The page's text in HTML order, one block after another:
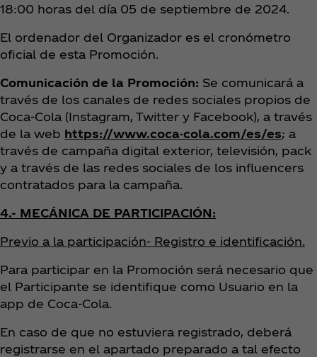
18:00 horas del día 05 de septiembre de 2024.
El ordenador del Organizador es el cronómetro
oficial de esta Promoción.
Comunicación de la Promoción: Se comunicará a
través de los canales de redes sociales propios de
Coca‑Cola (Instagram, Twitter y Facebook), a través
de la web https://www.coca-cola.com/es/es; a
través de campaña digital exterior, televisión, pack
y a través de las redes sociales de los influencers
contratados para la campaña.
4.- MECÁNICA DE PARTICIPACIÓN:
Previo a la participación- Registro e identificación.
Para participar en la Promoción será necesario que
el Participante se identifique como Usuario en la
app de Coca‑Cola.
En caso de que no estuviera registrado, deberá
registrarse en el apartado preparado a tal efecto